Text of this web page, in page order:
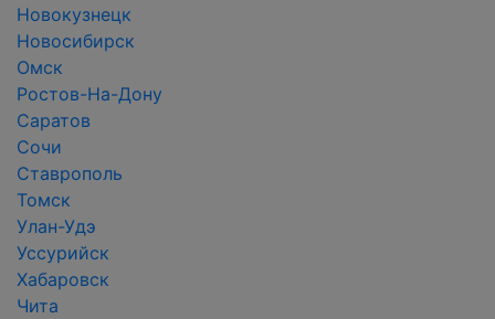
Новокузнецк
Новосибирск
Омск
Ростов-На-Дону
Саратов
Сочи
Ставрополь
Томск
Улан-Удэ
Уссурийск
Хабаровск
Чита